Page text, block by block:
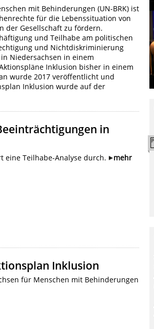
mit Behinderungen (UN-BRK) ist
für die Lebenssituation von
der Gesellschaft zu fördern.
und Teilhabe am politischen
und Nichtdiskriminierung
Niedersachsen in einem
Inklusion bisher in einem
wurde 2017 veröffentlicht und
Inklusion wurde auf der
in
eine Teilhabe-Analyse durch. mehr
Inklusion
für Menschen mit Behinderungen